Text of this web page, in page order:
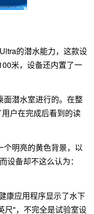
的潜水能力，这款设
米，设备还内置了一
面潜水室进行的。在整
户在完成后看到的读
明亮的黄色背景，以
备却不这么认为：
康应用程序显示了水下
尺"，不完全是试验室设